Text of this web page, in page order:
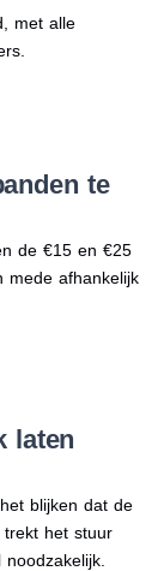
met alle
te
de €15 en €25
mede afhankelijk
laten
blijken dat de
het stuur